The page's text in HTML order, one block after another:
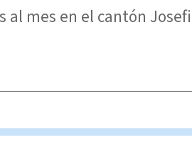
al mes en el cantón